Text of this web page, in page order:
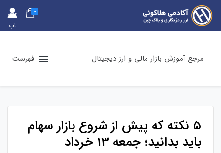
حس
اب
0
مرجع آموزش بازار مالی و ارز دیجیتال فهرست
۵ نکته که پیش از شروع بازار سهام
باید بدانید؛ جمعه 13 خرداد